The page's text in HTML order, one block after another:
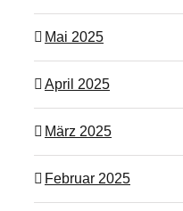
Mai 2025
April 2025
März 2025
Februar 2025